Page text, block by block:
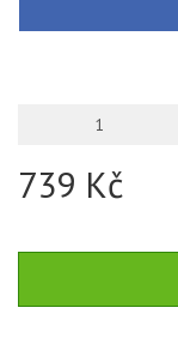
739 Kč